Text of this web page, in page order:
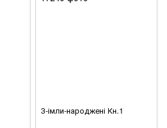
З-імли-народжені Кн.1